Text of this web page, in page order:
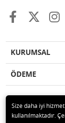
KURUMSAL
ÖDEME
© 2020 GKN
Size daha iyi
kullanılmaktadır.